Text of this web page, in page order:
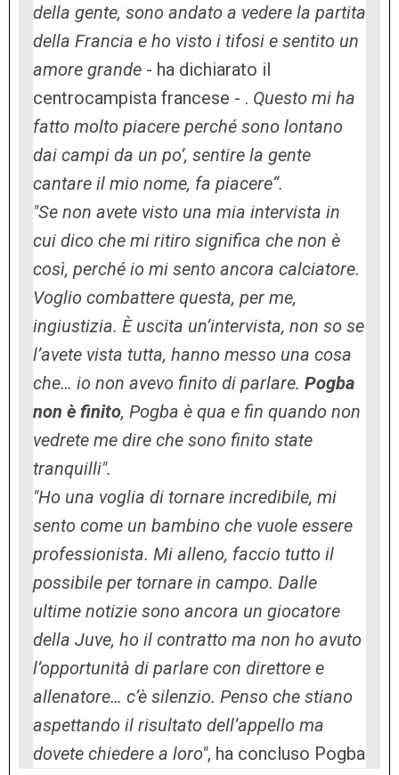
della gente, sono andato a vedere la partita
della Francia e ho visto i tifosi e sentito un
amore grande - ha dichiarato il
centrocampista francese - . Questo mi ha
fatto molto piacere perché sono lontano
dai campi da un po’, sentire la gente
cantare il mio nome, fa piacere“.
"Se non avete visto una mia intervista in
cui dico che mi ritiro significa che non è
così, perché io mi sento ancora calciatore.
Voglio combattere questa, per me,
ingiustizia. È uscita un’intervista, non so se
l’avete vista tutta, hanno messo una cosa
che… io non avevo finito di parlare. Pogba
non è finito, Pogba è qua e fin quando non
vedrete me dire che sono finito state
tranquilli".
"Ho una voglia di tornare incredibile, mi
sento come un bambino che vuole essere
professionista. Mi alleno, faccio tutto il
possibile per tornare in campo. Dalle
ultime notizie sono ancora un giocatore
della Juve, ho il contratto ma non ho avuto
l’opportunità di parlare con direttore e
allenatore… c’è silenzio. Penso che stiano
aspettando il risultato dell’appello ma
dovete chiedere a loro", ha concluso Pogba